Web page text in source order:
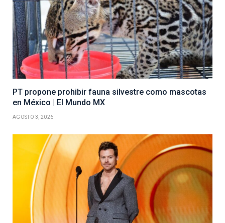
PT propone prohibir fauna silvestre como mascotas
en México | El Mundo MX
AGOSTO 3, 2026